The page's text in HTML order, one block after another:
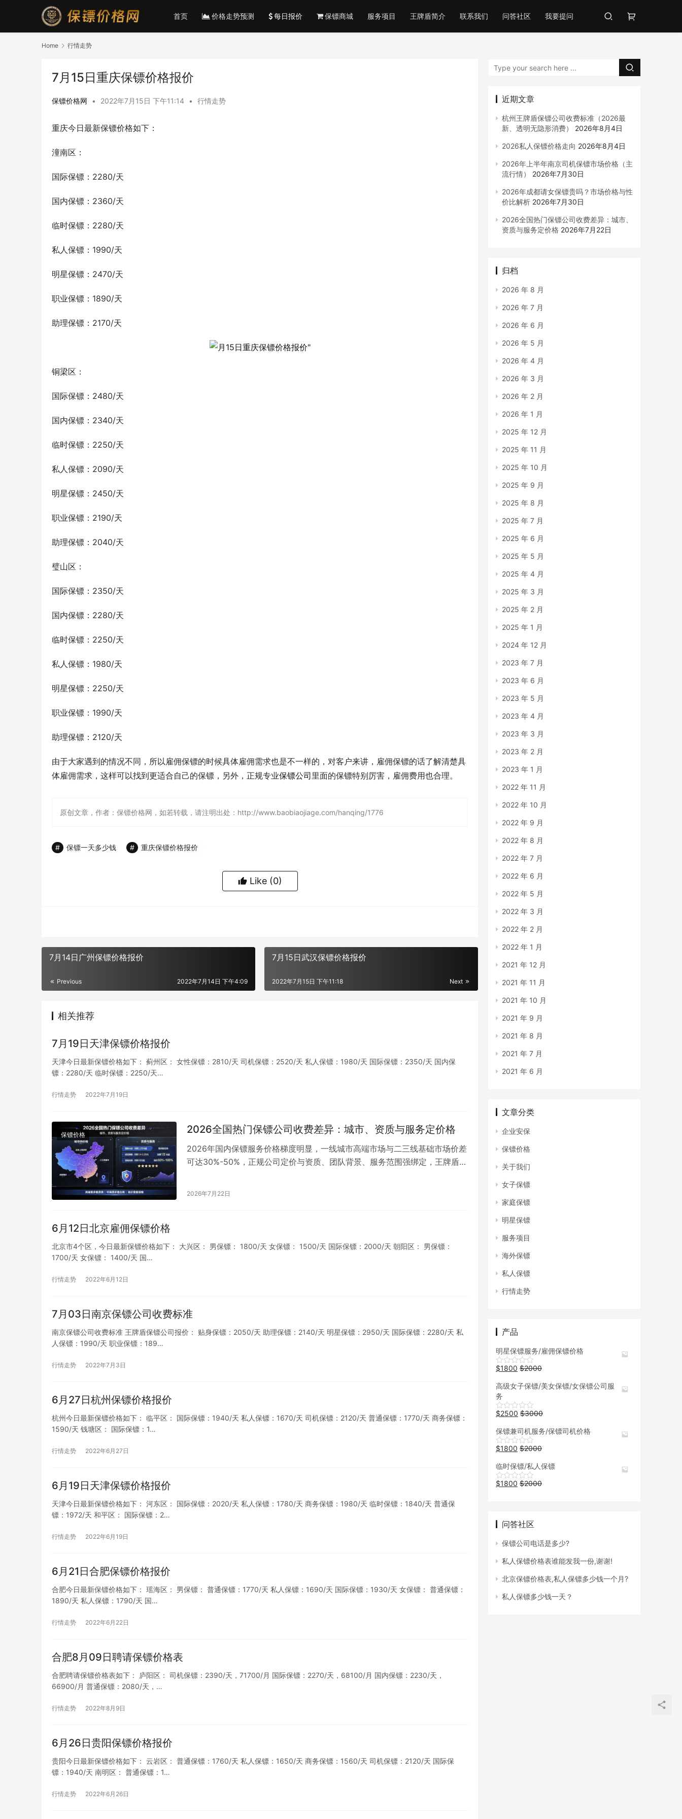
首页 价格走势预测 每日报价 保镖商城 服务项目 王牌盾简介 联系我们 问答社区 我要提问
Home 行情走势
7月15日重庆保镖价格报价
保镖价格网 • 2022年7月15日 下午11:14 • 行情走势
重庆今日最新保镖价格如下：
潼南区：
国际保镖：2280/天
国内保镖：2360/天
临时保镖：2280/天
私人保镖：1990/天
明星保镖：2470/天
职业保镖：1890/天
助理保镖：2170/天
铜梁区：
国际保镖：2480/天
国内保镖：2340/天
临时保镖：2250/天
私人保镖：2090/天
明星保镖：2450/天
职业保镖：2190/天
助理保镖：2040/天
璧山区：
国际保镖：2350/天
国内保镖：2280/天
临时保镖：2250/天
私人保镖：1980/天
明星保镖：2250/天
职业保镖：1990/天
助理保镖：2120/天
由于大家遇到的情况不同，所以雇佣保镖的时候具体雇佣需求也是不一样的，对客户来讲，雇佣保镖的话了解清楚具
体雇佣需求，这样可以找到更适合自己的保镖，另外，正规专业保镖公司里面的保镖特别厉害，雇佣费用也合理。
原创文章，作者：保镖价格网，如若转载，请注明出处：http://www.baobiaojiage.com/hanqing/1776
保镖一天多少钱 重庆保镖价格报价
Like (0)
7月14日广州保镖价格报价
Previous 2022年7月14日 下午4:09
7月15日武汉保镖价格报价
Next
2022年7月15日 下午11:18
相关推荐
7月19日天津保镖价格报价
天津今日最新保镖价格如下： 蓟州区： 女性保镖：2810/天 司机保镖：2520/天 私人保镖：1980/天 国际保镖：2350/天 国内保
镖：2280/天 临时保镖：2250/天…
行情走势 2022年7月19日
保镖价格 2026全国热门保镖公司收费差异：城市、资质与服务定价格
2026年国内保镖服务价格梯度明显，一线城市高端市场与二三线基础市场价差
可达30%-50%，正规公司定价与资质、团队背景、服务范围强绑定，王牌盾、
2026年7月22日
6月12日北京雇佣保镖价格
北京市4个区，今日最新保镖价格如下： 大兴区： 男保镖： 1800/天 女保镖： 1500/天 国际保镖：2000/天 朝阳区： 男保镖：
1700/天 女保镖： 1400/天 国…
行情走势 2022年6月12日
7月03日南京保镖公司收费标准
南京保镖公司收费标准 王牌盾保镖公司报价： 贴身保镖：2050/天 助理保镖：2140/天 明星保镖：2950/天 国际保镖：2280/天 私
人保镖：1990/天 职业保镖：189…
行情走势 2022年7月3日
6月27日杭州保镖价格报价
杭州今日最新保镖价格如下： 临平区： 国际保镖：1940/天 私人保镖：1670/天 司机保镖：2120/天 普通保镖：1770/天 商务保镖：
1590/天 钱塘区： 国际保镖：1…
行情走势 2022年6月27日
6月19日天津保镖价格报价
天津今日最新保镖价格如下： 河东区： 国际保镖：2020/天 私人保镖：1780/天 商务保镖：1980/天 临时保镖：1840/天 普通保
镖：1972/天 和平区： 国际保镖：2…
行情走势 2022年6月19日
6月21日合肥保镖价格报价
合肥今日最新保镖价格如下： 瑶海区： 男保镖： 普通保镖：1770/天 私人保镖：1690/天 国际保镖：1930/天 女保镖： 普通保镖：
1890/天 私人保镖：1790/天 国…
行情走势 2022年6月22日
合肥8月09日聘请保镖价格表
合肥聘请保镖价格表如下： 庐阳区： 司机保镖：2390/天，71700/月 国际保镖：2270/天，68100/月 国内保镖：2230/天，
66900/月 普通保镖：2080/天，…
行情走势 2022年8月9日
6月26日贵阳保镖价格报价
贵阳今日最新保镖价格如下： 云岩区： 普通保镖：1760/天 私人保镖：1650/天 商务保镖：1560/天 司机保镖：2120/天 国际保
镖：1940/天 南明区： 普通保镖：1…
行情走势 2022年6月26日
近期文章
杭州王牌盾保镖公司收费标准（2026最
新、透明无隐形消费）
2026年8月4日
2026私人保镖价格走向 2026年8月4日
2026年上半年南京司机保镖市场价格（主
流行情）
2026年7月30日
2026年成都请女保镖贵吗？市场价格与性
价比解析 2026年7月30日
2026全国热门保镖公司收费差异：城市、
资质与服务定价格 2026年7月22日
归档
2026 年 8 月
2026 年 7 月
2026 年 6 月
2026 年 5 月
2026 年 4 月
2026 年 3 月
2026 年 2 月
2026 年 1 月
2025 年 12 月
2025 年 11 月
2025 年 10 月
2025 年 9 月
2025 年 8 月
2025 年 7 月
2025 年 6 月
2025 年 5 月
2025 年 4 月
2025 年 3 月
2025 年 2 月
2025 年 1 月
2024 年 12 月
2023 年 7 月
2023 年 6 月
2023 年 5 月
2023 年 4 月
2023 年 3 月
2023 年 2 月
2023 年 1 月
2022 年 11 月
2022 年 10 月
2022 年 9 月
2022 年 8 月
2022 年 7 月
2022 年 6 月
2022 年 5 月
2022 年 3 月
2022 年 2 月
2022 年 1 月
2021 年 12 月
2021 年 11 月
2021 年 10 月
2021 年 9 月
2021 年 8 月
2021 年 7 月
2021 年 6 月
文章分类
企业安保
保镖价格
关于我们
女子保镖
家庭保镖
明星保镖
服务项目
海外保镖
私人保镖
行情走势
产品
明星保镖服务/雇佣保镖价格
$1800 $2000
高级女子保镖/美女保镖/女保镖公司服
务
$2500 $3000
保镖兼司机服务/保镖司机价格
$1800 $2000
临时保镖/私人保镖
$1800 $2000
问答社区
保镖公司电话是多少?
私人保镖价格表谁能发我一份,谢谢!
北京保镖价格表,私人保镖多少钱一个月?
私人保镖多少钱一天？